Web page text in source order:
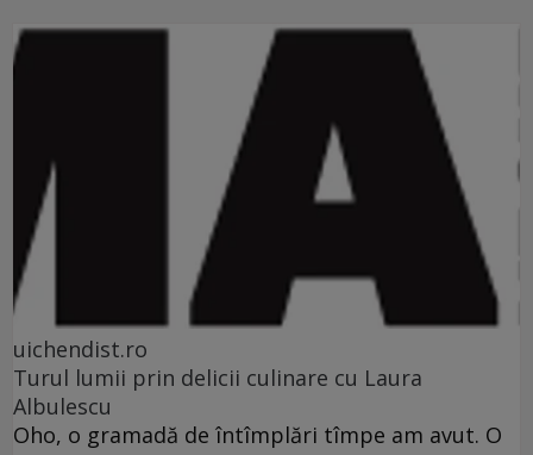
uichendist.ro
Turul lumii prin delicii culinare cu Laura
Albulescu
Oho, o gramadă de întîmplări tîmpe am avut. O